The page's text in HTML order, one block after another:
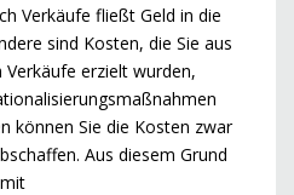
Verkäufe fließt Geld in die
sind Kosten, die Sie aus
erzielt wurden,
können Sie die Kosten zwar
Aus diesem Grund